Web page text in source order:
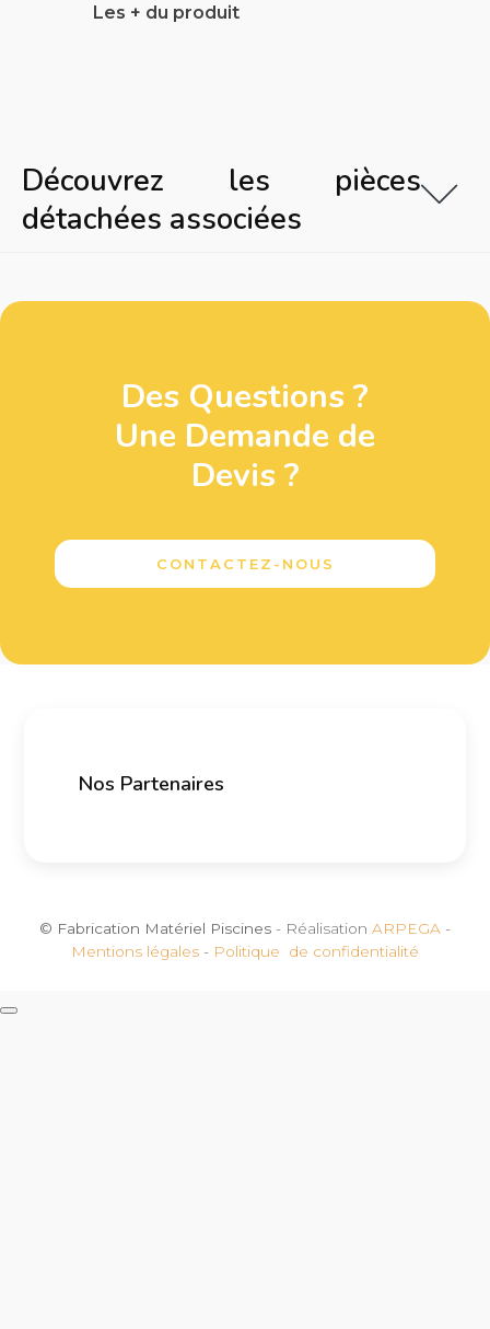
Les + du produit
Découvrez les pièces
détachées associées
Des Questions ?
Une Demande de
Devis ?
CONTACTEZ-NOUS
Nos Partenaires
© Fabrication Matériel Piscines - Réalisation ARPEGA -
Mentions légales - Politique de confidentialité